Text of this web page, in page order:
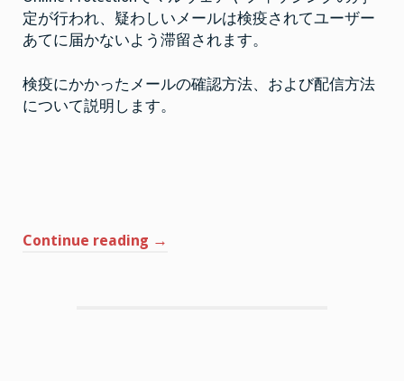
を
作
す
る”
確
認
と
配
は
定が行われ、疑わしいメールは検疫されてユーザー
あてに届かないよう滞留されます。
検疫にかかったメールの確認方法、および配信方法
について説明します。
Continue reading “Exchange
→